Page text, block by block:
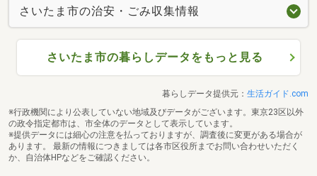
さいたま市の治安・ごみ収集情報
さいたま市の暮らしデータをもっと見る
暮らしデータ提供元： 生活ガイド.com
※行政機関により公表していない地域及びデータがございます。東京23区以外
の政令指定都市は、市全体のデータとして表示しています。
※提供データには細心の注意を払っておりますが、調査後に変更がある場合が
あります。 最新の情報につきましては各市区役所までお問い合わせいただく
か、自治体HPなどをご確認ください。